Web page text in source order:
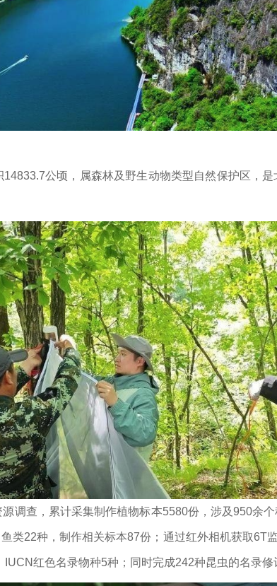
公顷，属森林及野生动物类型自然保护区，
调查，累计采集制作植物标本5580份，涉及950余
类22种，制作相关标本87份；通过红外相机获取6T
红色名录物种5种；同时完成242种昆虫的名录修